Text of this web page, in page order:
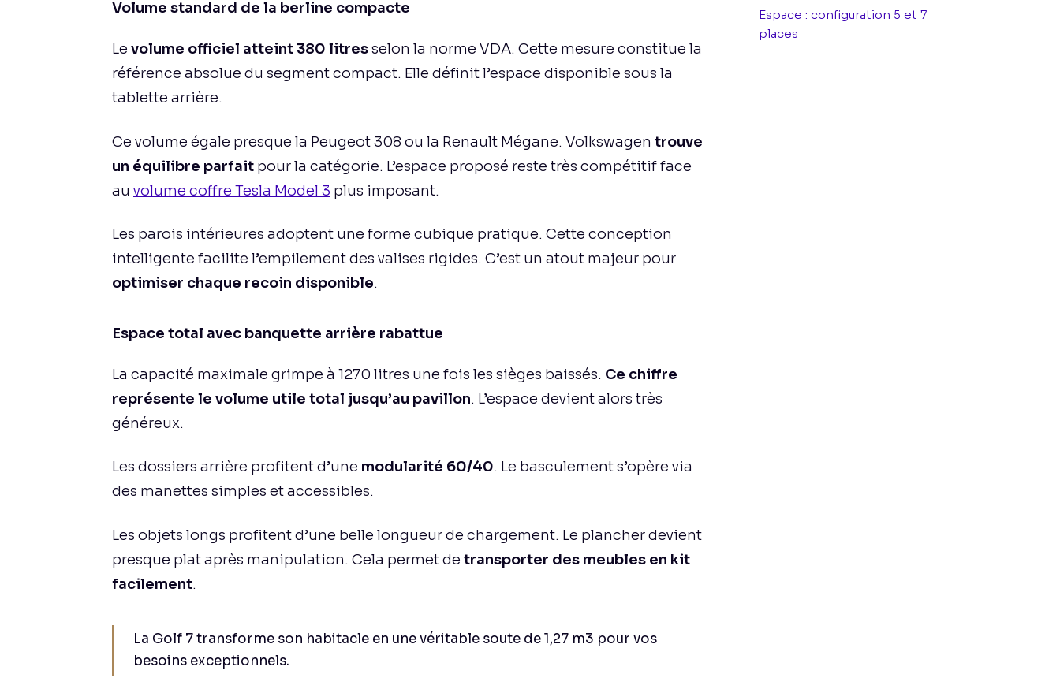
Volume standard de la berline compacte
Le volume officiel atteint 380 litresselon la norme VDA. Cette mesure constitue la
référence absolue du segment compact. Elle définit l’espace disponible sous la
tablette arrière.
Ce volume égale presque la Peugeot 308 ou la Renault Mégane. Volkswagen trouve
un équilibre parfait pour la catégorie. L’espace proposé reste très compétitif face
au volume coffre Tesla Model 3 plus imposant.
Les parois intérieures adoptent une forme cubique pratique. Cette conception
intelligente facilite l’empilement des valises rigides. C’est un atout majeur pour
optimiser chaque recoin disponible.
Espace total avec banquette arrière rabattue
La capacité maximale grimpe à 1270 litres une fois les sièges baissés. Ce chiffre
représente le volume utile total jusqu’au pavillon. L’espace devient alors très
généreux.
Les dossiers arrière profitent d’une modularité 60/40. Le basculement s’opère via
des manettes simples et accessibles.
Les objets longs profitent d’une belle longueur de chargement. Le plancher devient
presque plat après manipulation. Cela permet de transporter des meubles en kit
facilement.
La Golf 7 transforme son habitacle en une véritable soute de 1,27 m3 pour vos
besoins exceptionnels.
Espace : configuration 5 et 7
places